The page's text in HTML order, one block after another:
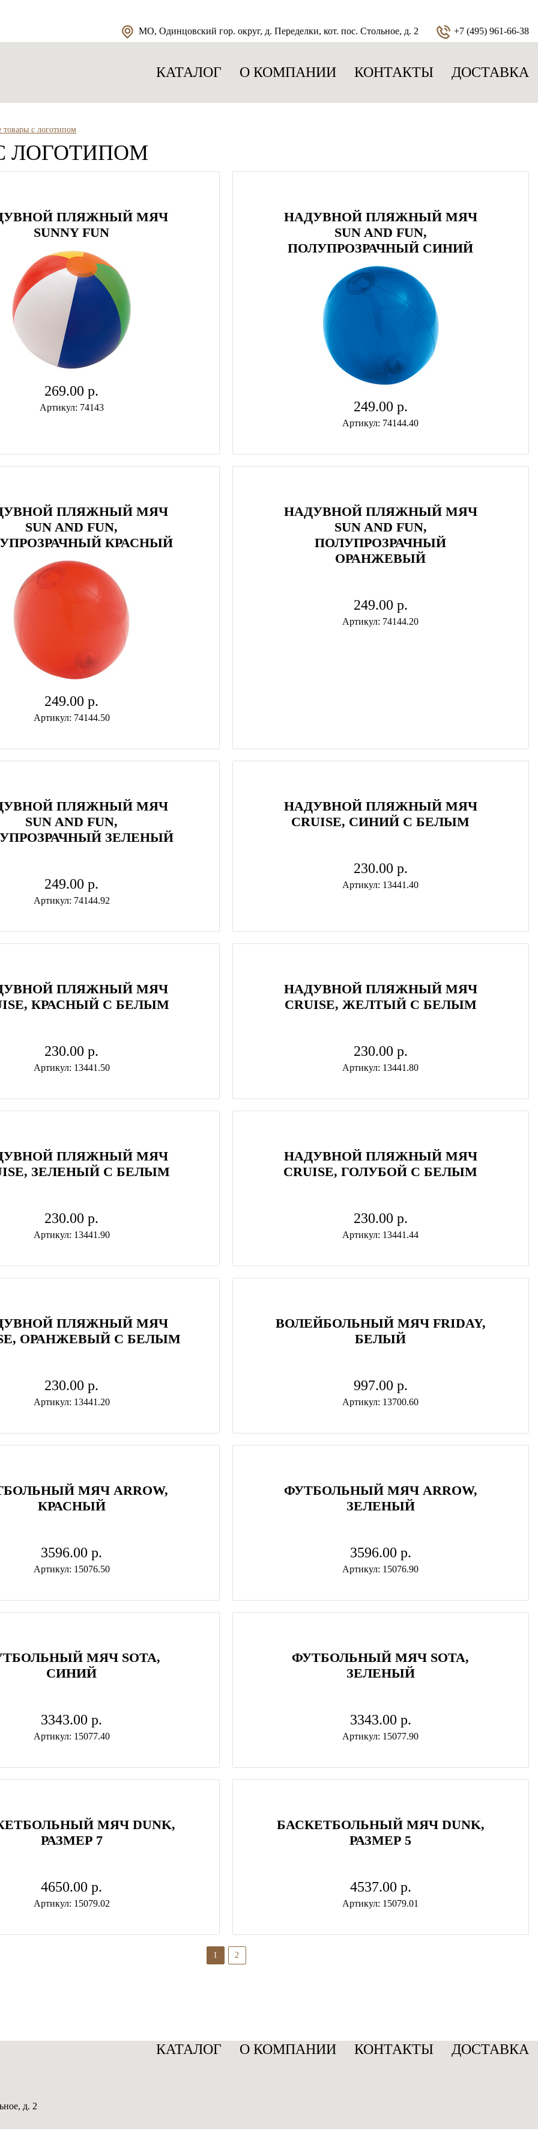
МО, Одинцовский гор. округ, д. Переделки, кот. пос. Стольное, д. 2 +7 (495) 961-66-38
КАТАЛОГ О КОМПАНИИ КОНТАКТЫ ДОСТАВКА
с логотипом
ЛОГОТИПОМ
ПЛЯЖНЫЙ МЯЧ
SUNNY FUN
269.00 p.
Артикул: 74143
НАДУВНОЙ ПЛЯЖНЫЙ МЯЧ
SUN AND FUN,
ПОЛУПРОЗРАЧНЫЙ СИНИЙ
249.00 p.
Артикул: 74144.40
ПЛЯЖНЫЙ МЯЧ
SUN AND FUN,
КРАСНЫЙ
249.00 p.
Артикул: 74144.50
НАДУВНОЙ ПЛЯЖНЫЙ МЯЧ
SUN AND FUN,
ПОЛУПРОЗРАЧНЫЙ
ОРАНЖЕВЫЙ
249.00 p.
Артикул: 74144.20
ПЛЯЖНЫЙ МЯЧ
SUN AND FUN,
ЗЕЛЕНЫЙ
249.00 p.
Артикул: 74144.92
НАДУВНОЙ ПЛЯЖНЫЙ МЯЧ
CRUISE, СИНИЙ С БЕЛЫМ
230.00 p.
Артикул: 13441.40
ПЛЯЖНЫЙ МЯЧ
КРАСНЫЙ С БЕЛЫМ
230.00 p.
Артикул: 13441.50
НАДУВНОЙ ПЛЯЖНЫЙ МЯЧ
CRUISE, ЖЕЛТЫЙ С БЕЛЫМ
230.00 p.
Артикул: 13441.80
ПЛЯЖНЫЙ МЯЧ
ЗЕЛЕНЫЙ С БЕЛЫМ
230.00 p.
Артикул: 13441.90
НАДУВНОЙ ПЛЯЖНЫЙ МЯЧ
CRUISE, ГОЛУБОЙ С БЕЛЫМ
230.00 p.
Артикул: 13441.44
ПЛЯЖНЫЙ МЯЧ
ОРАНЖЕВЫЙ С БЕЛЫМ
230.00 p.
Артикул: 13441.20
ВОЛЕЙБОЛЬНЫЙ МЯЧ FRIDAY,
БЕЛЫЙ
997.00 p.
Артикул: 13700.60
МЯЧ ARROW,
КРАСНЫЙ
3596.00 p.
Артикул: 15076.50
ФУТБОЛЬНЫЙ МЯЧ ARROW,
ЗЕЛЕНЫЙ
3596.00 p.
Артикул: 15076.90
МЯЧ SOTA,
СИНИЙ
3343.00 p.
Артикул: 15077.40
ФУТБОЛЬНЫЙ МЯЧ SOTA,
ЗЕЛЕНЫЙ
3343.00 p.
Артикул: 15077.90
МЯЧ DUNK,
РАЗМЕР 7
4650.00 p.
Артикул: 15079.02
БАСКЕТБОЛЬНЫЙ МЯЧ DUNK,
РАЗМЕР 5
4537.00 p.
Артикул: 15079.01
1 2
КАТАЛОГ О КОМПАНИИ КОНТАКТЫ ДОСТАВКА
д. 2